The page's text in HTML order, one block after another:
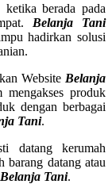
berada pada
Belanja Tani
hadirkan solusi
Website Belanja
produk
dengan berbagai
Tani.
datang kerumah
barang datang atau
Belanja Tani.